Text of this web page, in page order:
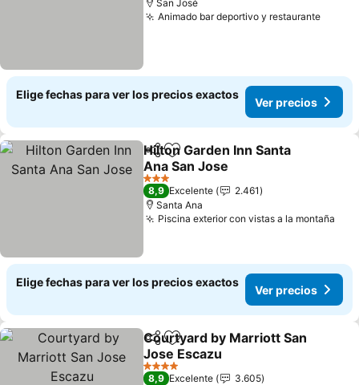
San José
Animado bar deportivo y restauranteVer
Elige fechas para ver los precios exactos
Ver precios
CompartirAgregar a favoritos
Hilton Garden Inn Santa
Ana San Jose
Ver precios
3 Estrellas
8,9 Excelente
2.461
Santa Ana
Piscina exterior con vistas a la montaña
Elige fechas para ver los precios exactos
Ver precios
CompartirAgregar a favoritos
Courtyard by Marriott San
Jose Escazu
Ver precios
4 Estrellas
8,9 Excelente
3.605